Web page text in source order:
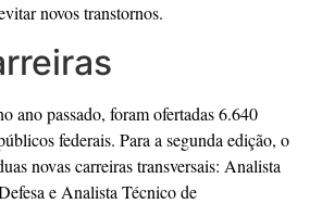
novos transtornos.
ano passado, foram ofertadas 6.640
federais. Para a segunda edição, o
novas carreiras transversais: Analista
e Analista Técnico de